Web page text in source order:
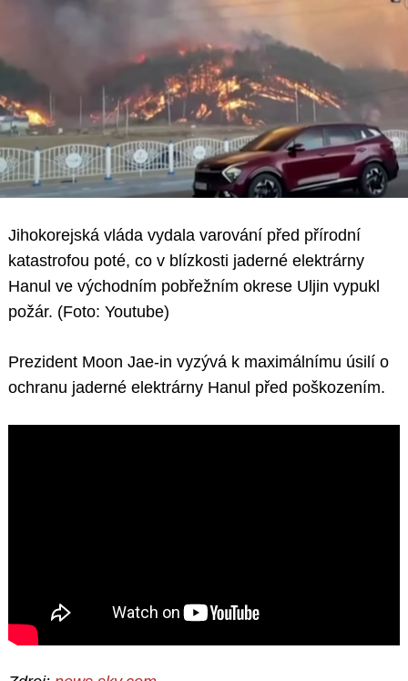
Jihokorejská vláda vydala varování před přírodní
katastrofou poté, co v blízkosti jaderné elektrárny
Hanul ve východním pobřežním okrese Uljin vypukl
požár. (Foto: Youtube)
Prezident Moon Jae-in vyzývá k maximálnímu úsilí o
ochranu jaderné elektrárny Hanul před poškozením.